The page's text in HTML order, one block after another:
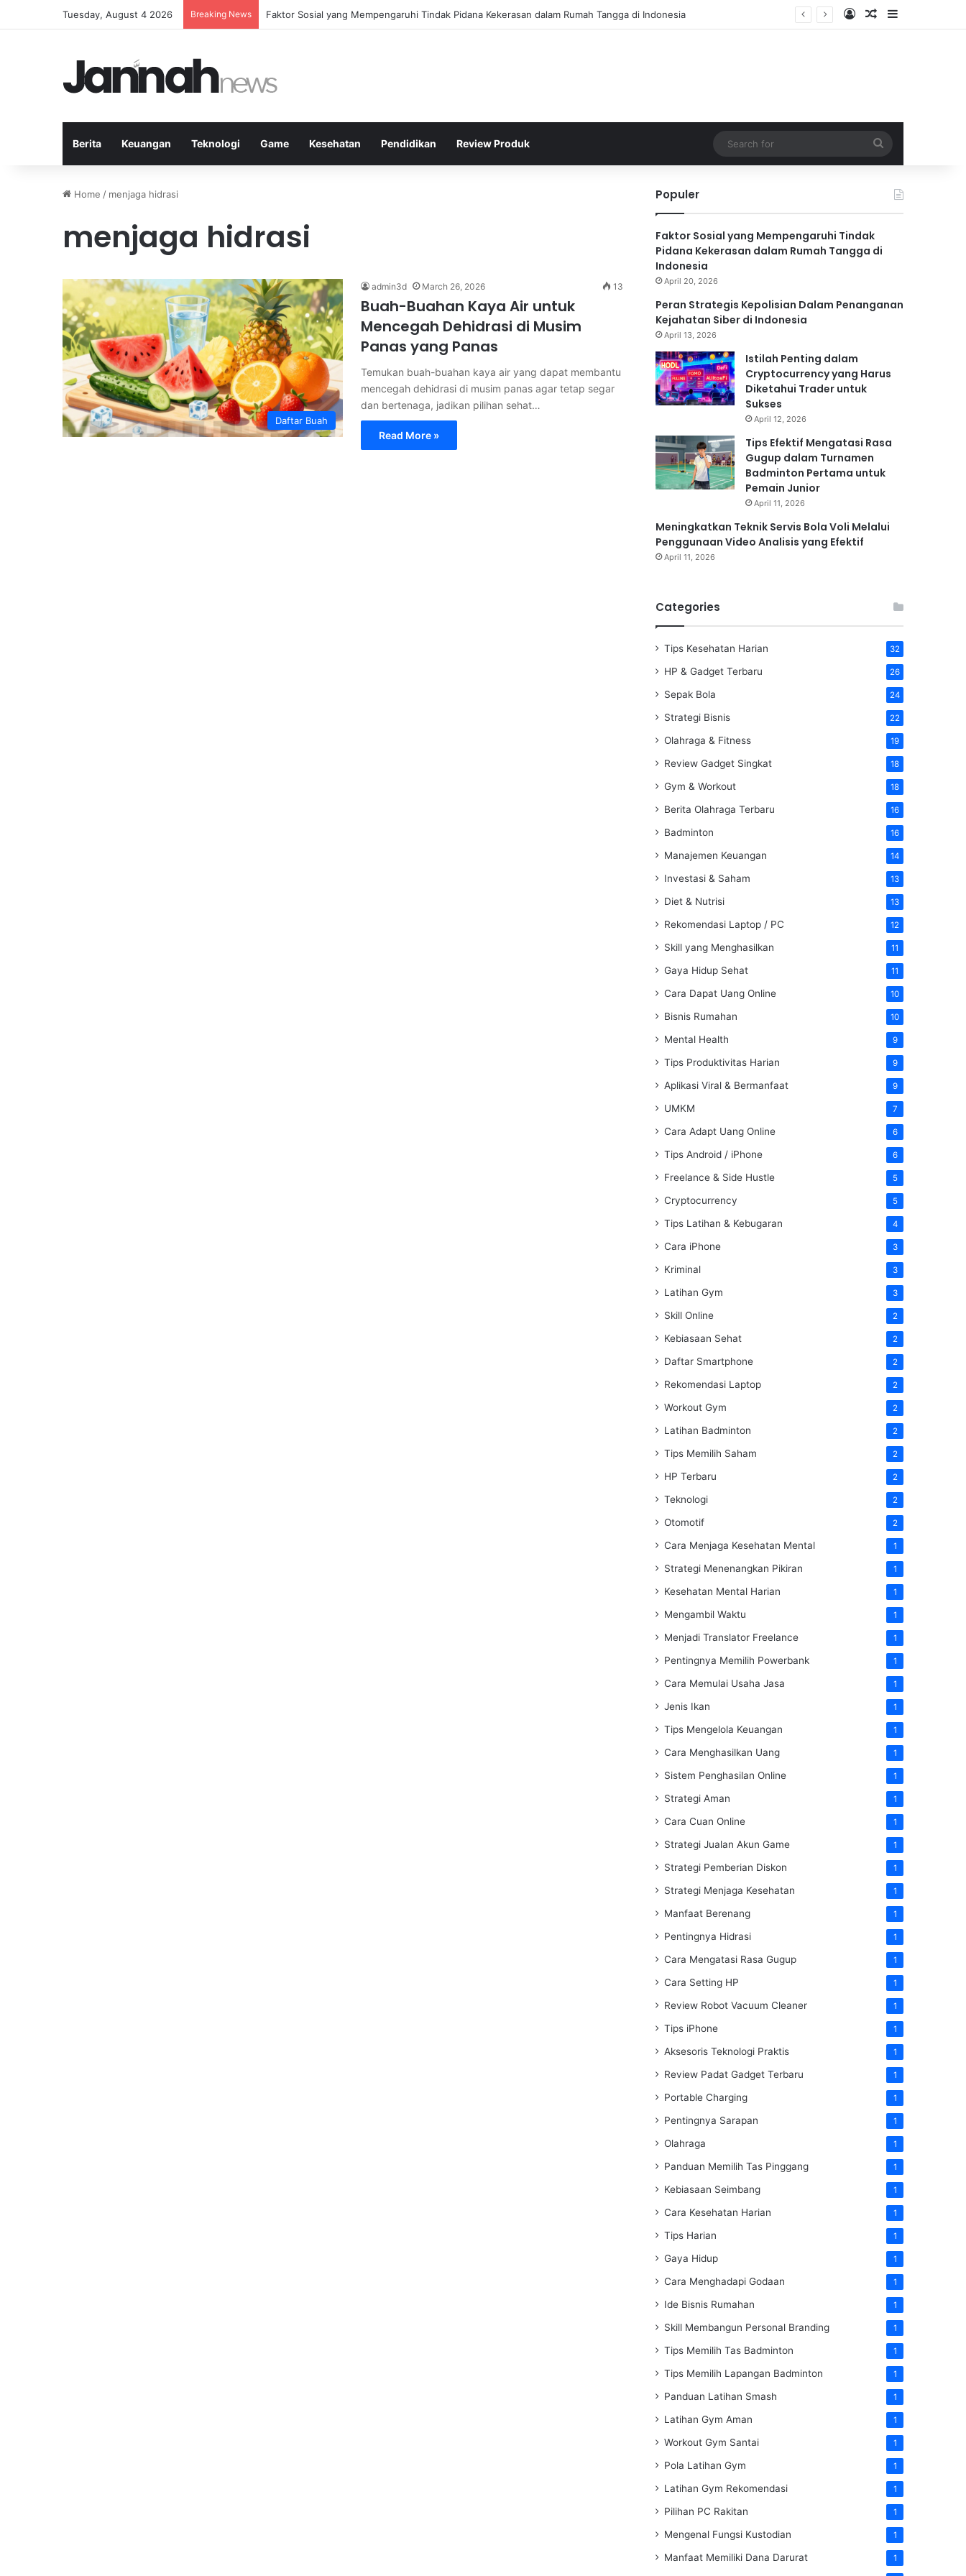
Tuesday, August 4 2026 Breaking News Peran Strategis Kepolisian Dalam Penanganan Kejahatan Siber di Indonesia Log InRandom Article
Sidebar
Berita Keuangan Teknologi Game Kesehatan Pendidikan Review Produk
for
Home / menjaga hidrasi
menjaga hidrasi
Daftar Buah
admin3d March 26, 2026 13
Buah-Buahan Kaya Air untuk
Mencegah Dehidrasi di Musim
Panas yang Panas
Temukan buah-buahan kaya air yang dapat membantu
mencegah dehidrasi di musim panas agar tetap segar
dan bertenaga, jadikan pilihan sehat…
Read More »
Populer
Faktor Sosial yang Mempengaruhi Tindak
Pidana Kekerasan dalam Rumah Tangga di
Indonesia
April 20, 2026
Peran Strategis Kepolisian Dalam Penanganan
Kejahatan Siber di Indonesia
April 13, 2026
Istilah Penting dalam
Cryptocurrency yang Harus
Diketahui Trader untuk
Sukses
April 12, 2026
Tips Efektif Mengatasi Rasa
Gugup dalam Turnamen
Badminton Pertama untuk
Pemain Junior
April 11, 2026
Meningkatkan Teknik Servis Bola Voli Melalui
Penggunaan Video Analisis yang Efektif
April 11, 2026
Categories
Tips Kesehatan Harian 32
HP & Gadget Terbaru 26
Sepak Bola 24
Strategi Bisnis 22
Olahraga & Fitness 19
Review Gadget Singkat 18
Gym & Workout 18
Berita Olahraga Terbaru 16
Badminton 16
Manajemen Keuangan 14
Investasi & Saham 13
Diet & Nutrisi 13
Rekomendasi Laptop / PC 12
Skill yang Menghasilkan 11
Gaya Hidup Sehat 11
Cara Dapat Uang Online 10
Bisnis Rumahan 10
Mental Health 9
Tips Produktivitas Harian 9
Aplikasi Viral & Bermanfaat 9
UMKM 7
Cara Adapt Uang Online 6
Tips Android / iPhone 6
Freelance & Side Hustle 5
Cryptocurrency 5
Tips Latihan & Kebugaran 4
Cara iPhone 3
Kriminal 3
Latihan Gym 3
Skill Online 2
Kebiasaan Sehat 2
Daftar Smartphone 2
Rekomendasi Laptop 2
Workout Gym 2
Latihan Badminton 2
Tips Memilih Saham 2
HP Terbaru 2
Teknologi 2
Otomotif 2
Cara Menjaga Kesehatan Mental 1
Strategi Menenangkan Pikiran 1
Kesehatan Mental Harian 1
Mengambil Waktu 1
Menjadi Translator Freelance 1
Pentingnya Memilih Powerbank 1
Cara Memulai Usaha Jasa 1
Jenis Ikan 1
Tips Mengelola Keuangan 1
Cara Menghasilkan Uang 1
Sistem Penghasilan Online 1
Strategi Aman 1
Cara Cuan Online 1
Strategi Jualan Akun Game 1
Strategi Pemberian Diskon 1
Strategi Menjaga Kesehatan 1
Manfaat Berenang 1
Pentingnya Hidrasi 1
Cara Mengatasi Rasa Gugup 1
Cara Setting HP 1
Review Robot Vacuum Cleaner 1
Tips iPhone 1
Aksesoris Teknologi Praktis 1
Review Padat Gadget Terbaru 1
Portable Charging 1
Pentingnya Sarapan 1
Olahraga 1
Panduan Memilih Tas Pinggang 1
Kebiasaan Seimbang 1
Cara Kesehatan Harian 1
Tips Harian 1
Gaya Hidup 1
Cara Menghadapi Godaan 1
Ide Bisnis Rumahan 1
Skill Membangun Personal Branding 1
Tips Memilih Tas Badminton 1
Tips Memilih Lapangan Badminton 1
Panduan Latihan Smash 1
Latihan Gym Aman 1
Workout Gym Santai 1
Pola Latihan Gym 1
Latihan Gym Rekomendasi 1
Pilihan PC Rakitan 1
Mengenal Fungsi Kustodian 1
Manfaat Memiliki Dana Darurat 1